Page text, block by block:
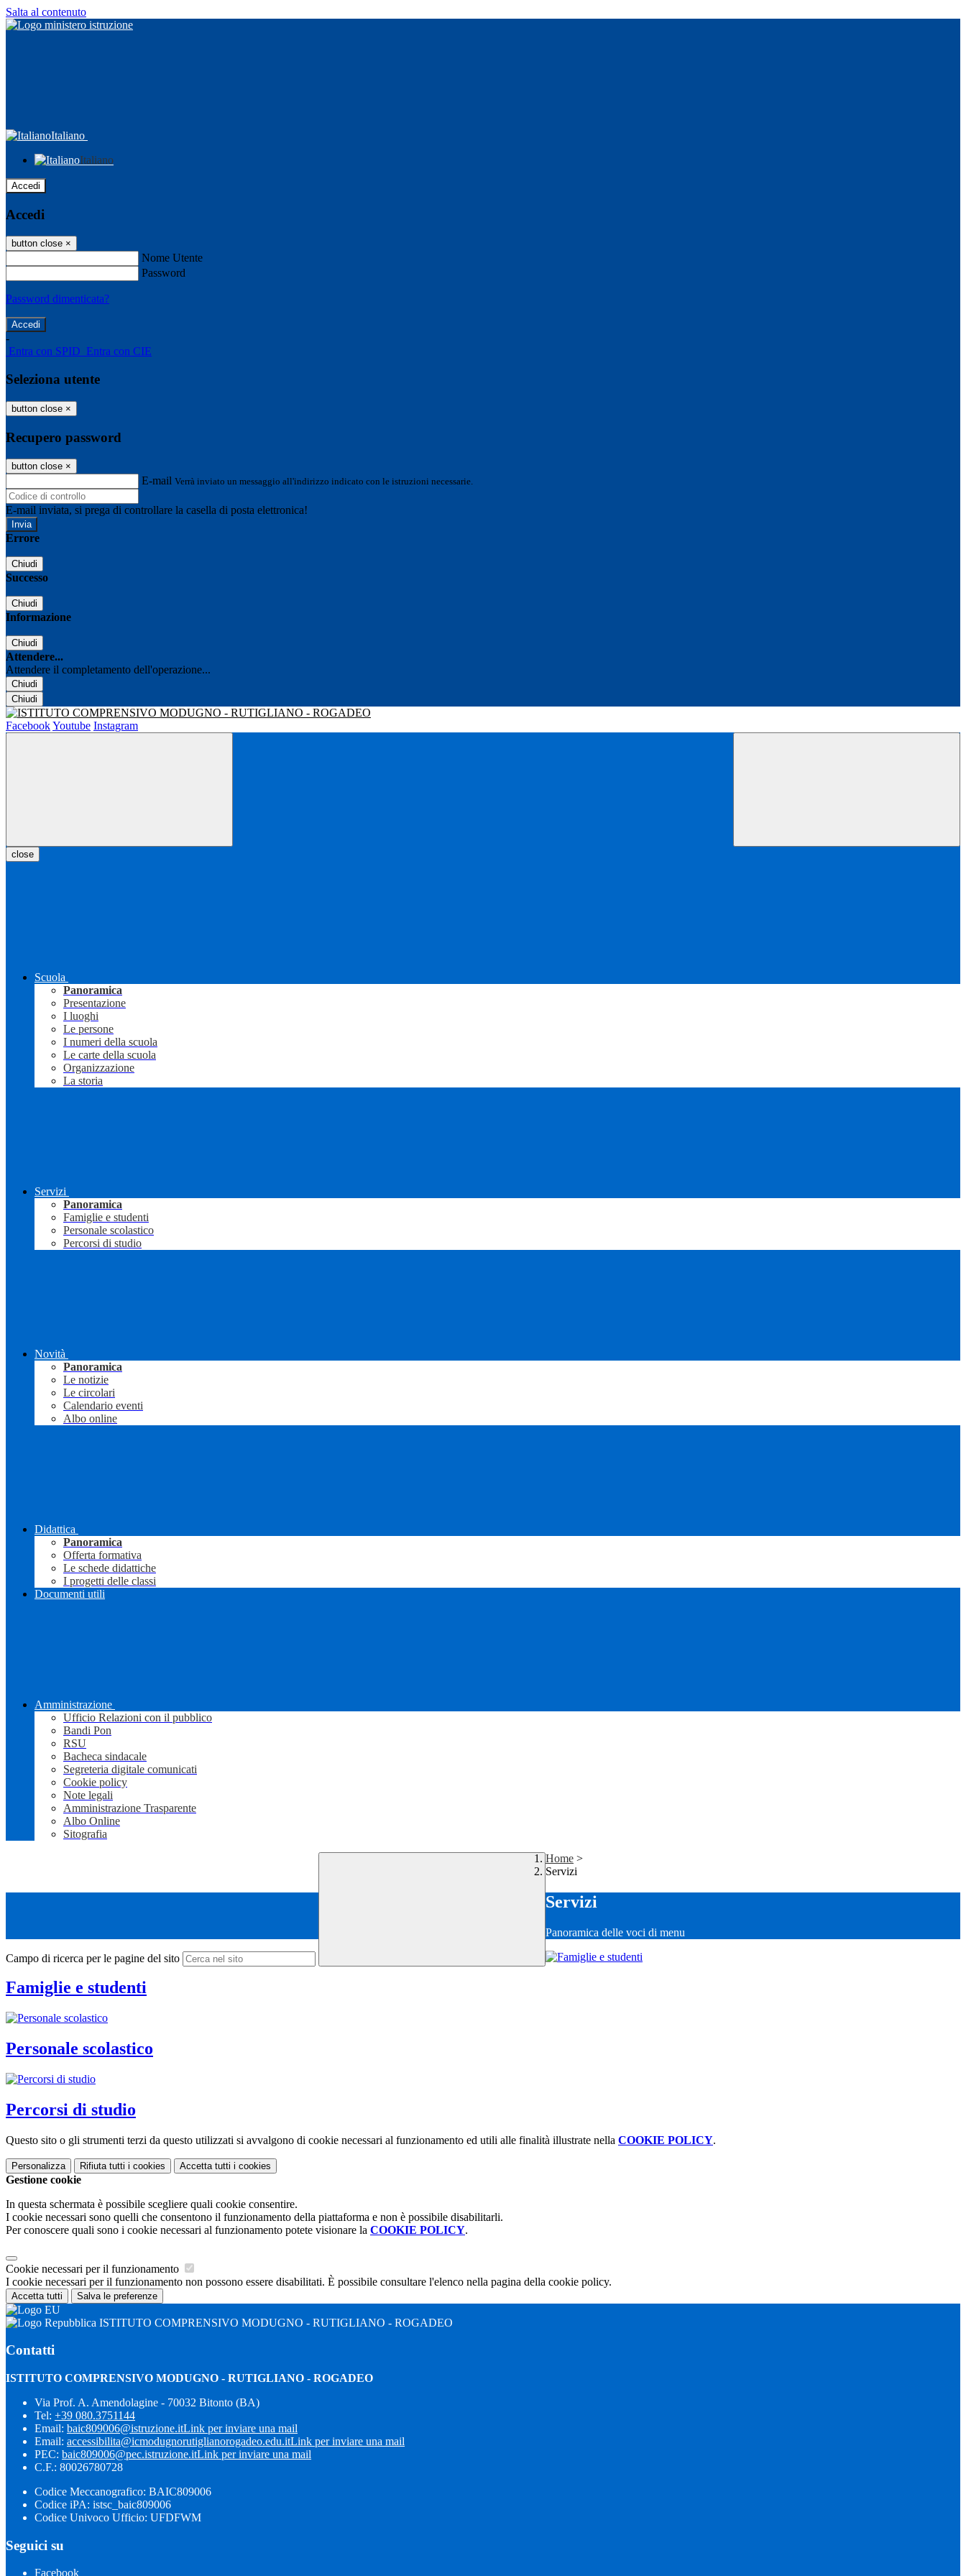
Salta al contenuto
Italiano
Italiano
Accedi
Accedi
button close ×
Nome Utente
Password
Password dimenticata?
-
Entra con SPID Entra con CIE
Seleziona utente
button close ×
Recupero password
button close ×
E-mail Verrà inviato un messaggio all'indirizzo indicato con le istruzioni necessarie.
E-mail inviata, si prega di controllare la casella di posta elettronica!
Errore
Chiudi
Successo
Chiudi
Informazione
Chiudi
Attendere...
Attendere il completamento dell'operazione...
Chiudi
Chiudi
FacebookYoutube Instagram
close
Scuola
Panoramica
Presentazione
I luoghi
Le persone
I numeri della scuola
Le carte della scuola
Organizzazione
La storia
Servizi
Panoramica
Famiglie e studenti
Personale scolastico
Percorsi di studio
Novità
Panoramica
Le notizie
Le circolari
Calendario eventi
Albo online
Didattica
Panoramica
Offerta formativa
Le schede didattiche
I progetti delle classi
Documenti utili
Amministrazione
Ufficio Relazioni con il pubblico
Bandi Pon
RSU
Bacheca sindacale
Segreteria digitale comunicati
Cookie policy
Note legali
Amministrazione Trasparente
Albo Online
Sitografia
Campo di ricerca per le pagine del sito
Home >
Servizi
Servizi
Panoramica delle voci di menu
Famiglie e studenti
Personale scolastico
Percorsi di studio
Questo sito o gli strumenti terzi da questo utilizzati si avvalgono di cookie necessari al funzionamento ed utili alle finalità illustrate nella COOKIE POLICY.
Personalizza Rifiuta tutti i cookies Accetta tutti i cookies
Gestione cookie
In questa schermata è possibile scegliere quali cookie consentire.
I cookie necessari sono quelli che consentono il funzionamento della piattaforma e non è possibile disabilitarli.
Per conoscere quali sono i cookie necessari al funzionamento potete visionare la COOKIE POLICY.
Cookie necessari per il funzionamento
I cookie necessari per il funzionamento non possono essere disabilitati. È possibile consultare l'elenco nella pagina della cookie policy.
Accetta tutti Salva le preferenze
ISTITUTO COMPRENSIVO MODUGNO - RUTIGLIANO - ROGADEO
Contatti
ISTITUTO COMPRENSIVO MODUGNO - RUTIGLIANO - ROGADEO
Via Prof. A. Amendolagine - 70032 Bitonto (BA)
Tel: +39 080.3751144
Email: baic809006@istruzione.itLink per inviare una mail
Email: accessibilita@icmodugnorutiglianorogadeo.edu.itLink per inviare una mail
PEC: baic809006@pec.istruzione.itLink per inviare una mail
C.F.: 80026780728
Codice Meccanografico: BAIC809006
Codice iPA: istsc_baic809006
Codice Univoco Ufficio: UFDFWM
Seguici su
Facebook